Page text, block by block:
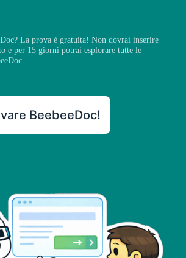
La prova è gratuita! Non dovrai inserire
e per 15 giorni potrai esplorare tutte le
BeebeeDoc!